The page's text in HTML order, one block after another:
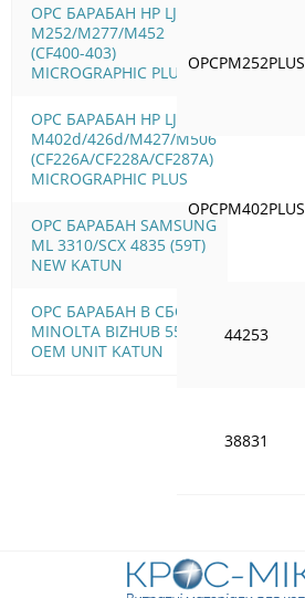
OPC БАРАБАН HP LJ Pro
M252/M277/M452
(CF400-403)
MICROGRAPHIC PLUS
OPC БАРАБАН HP LJ Pro
M402d/426d/M427/M506
(CF226A/CF228A/CF287A)
MICROGRAPHIC PLUS
OPC БАРАБАН SAMSUNG
ML 3310/SCX 4835 (59T)
NEW KATUN
OPC БАРАБАН В СБОРЕ
MINOLTA BIZHUB 552
OEM UNIT KATUN
OPCPM252PLUS
OPCPM402PLUS
44253
38831